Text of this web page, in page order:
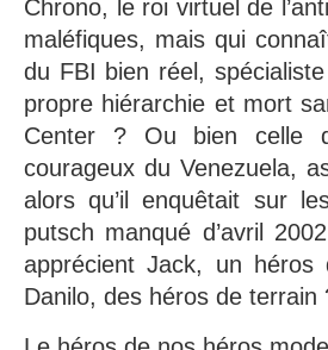
Chrono, le roi virtuel de
maléfiques, mais qui
du FBI bien réel,
propre hiérarchie et mort
Center ? Ou bien celle
courageux du Venezuela,
alors qu’il enquêtait sur
putsch manqué d’avril
apprécient Jack, un héros
Danilo, des héros de terrain